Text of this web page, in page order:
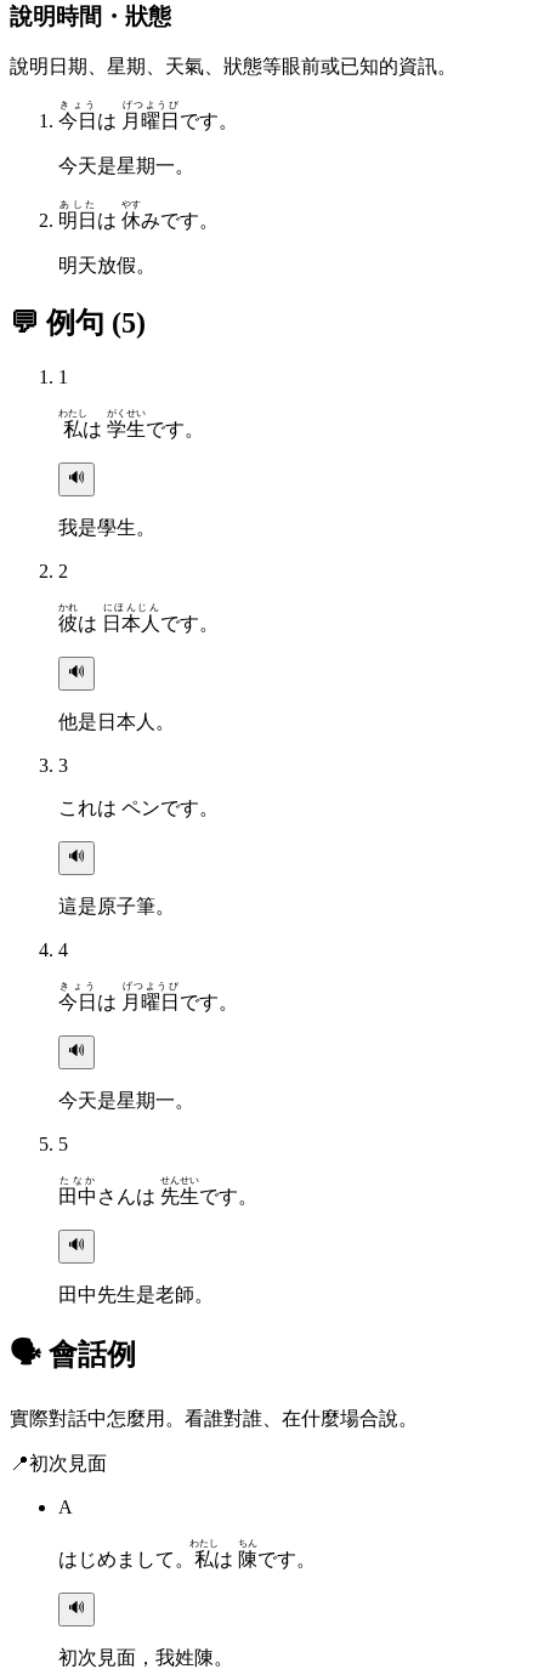
說明時間・狀態
說明日期、星期、天氣、狀態等眼前或已知的資訊。
今日
きょう
は 月曜日
げつようび
です。
今天是星期一。
明日
あした
は 休
やす
みです。
明天放假。
💬 例句 (5)
1
私
わたし
は 学生
がくせい
です。
🔊
我是學生。
2
彼
かれ
は 日本人
にほんじん
です。
🔊
他是日本人。
3
これは ペンです。
🔊
這是原子筆。
4
今日
きょう
は 月曜日
げつようび
です。
🔊
今天是星期一。
5
田中
たなか
さんは 先生
せんせい
です。
🔊
田中先生是老師。
🗣 會話例
實際對話中怎麼用。看誰對誰、在什麼場合說。
📍初次見面
A
はじめまして。 私
わたし
は 陳
ちん
です。
🔊
初次見面，我姓陳。